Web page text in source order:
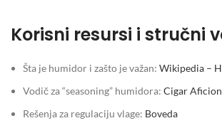
Korisni resursi i stručni
Šta je humidor i zašto je važan: Wikipedia –
Vodič za “seasoning” humidora: Cigar
Rešenja za regulaciju vlage: Boveda